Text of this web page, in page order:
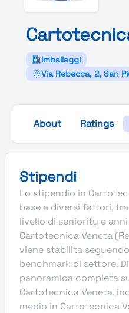
Imballaggi
Via Rebecca, 2, San
About Ratings
Stipendi
Lo stipendio in
base a diversi fattori,
livello di seniority e anni
Cartotecnica Veneta
viene stabilita
benchmark di settore.
panoramica completa
Cartotecnica Veneta,
medio in Cartotecnica